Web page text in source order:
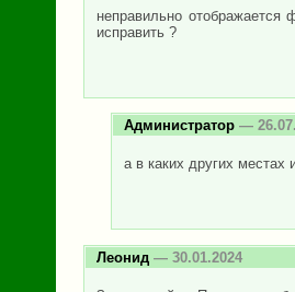
неправильно
исправить ?
Администратор —
а в каких других местах
Леонид — 30.01.2024